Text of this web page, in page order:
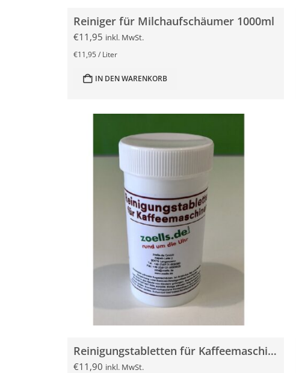
Reiniger für Milchaufschäumer 1000ml
€11,95 inkl. MwSt.
€11,95/ Liter
IN DEN WARENKORB
Reinigungstabletten für Kaffeemaschinen 25x 2g
€11,90 inkl. MwSt.